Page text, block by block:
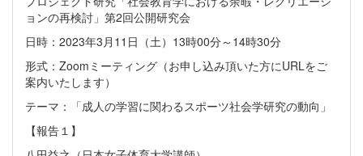
ョンの再検討」第2回公開研究会
日時：2023年3月11日（土）13時00分～14時30分
形式：Zoomミーティング（お申し込み頂いた方にURLをご
案内いたします）
テーマ：「成人の学習に関わるスポーツ社会学研究の動向」
【報告１】